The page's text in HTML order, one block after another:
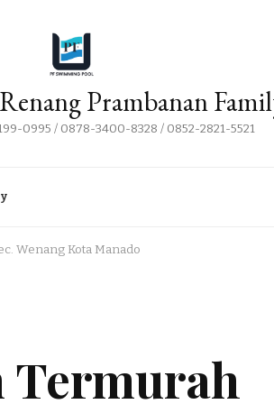
Prambanan
0995 / 0878-3400-8328 / 0852-2821-5521
Wenang Kota Manado
Termurah